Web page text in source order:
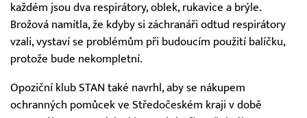
každém jsou dva respirátory, oblek, rukavice a brýle.
Brožová namítla, že kdyby si záchranáři odtud respirátory
vzali, vystaví se problémům při budoucím použití balíčku,
protože bude nekompletní.
Opoziční klub STAN také navrhl, aby se nákupem
ochranných pomůcek ve Středočeském kraji v době